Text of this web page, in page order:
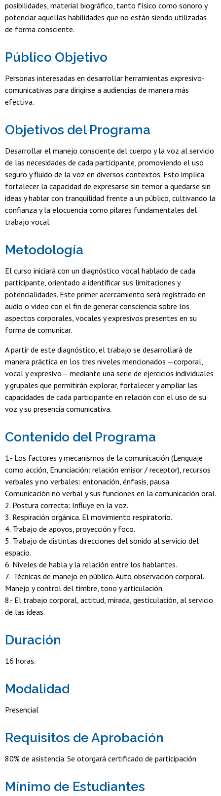
posibilidades, material biográfico, tanto físico como sonoro y
potenciar aquellas habilidades que no están siendo utilizadas
de forma consciente.
Público Objetivo
Personas interesadas en desarrollar herramientas expresivo-
comunicativas para dirigirse a audiencias de manera más
efectiva.
Objetivos del Programa
Desarrollar el manejo consciente del cuerpo y la voz al servicio
de las necesidades de cada participante, promoviendo el uso
seguro y fluido de la voz en diversos contextos. Esto implica
fortalecer la capacidad de expresarse sin temor a quedarse sin
ideas y hablar con tranquilidad frente a un público, cultivando la
confianza y la elocuencia como pilares fundamentales del
trabajo vocal.
Metodología
El curso iniciará con un diagnóstico vocal hablado de cada
participante, orientado a identificar sus limitaciones y
potencialidades. Este primer acercamiento será registrado en
audio o video con el fin de generar consciencia sobre los
aspectos corporales, vocales y expresivos presentes en su
forma de comunicar.
A partir de este diagnóstico, el trabajo se desarrollará de
manera práctica en los tres niveles mencionados —corporal,
vocal y expresivo— mediante una serie de ejercicios individuales
y grupales que permitirán explorar, fortalecer y ampliar las
capacidades de cada participante en relación con el uso de su
voz y su presencia comunicativa.
Contenido del Programa
1.- Los factores y mecanismos de la comunicación (Lenguaje
como acción, Enunciación: relación emisor / receptor), recursos
verbales y no verbales: entonación, énfasis, pausa.
Comunicación no verbal y sus funciones en la comunicación oral.
2. Postura correcta: Influye en la voz.
3. Respiración orgánica. El movimiento respiratorio.
4. Trabajo de apoyos, proyección y foco.
5. Trabajo de distintas direcciones del sonido al servicio del
espacio.
6. Niveles de habla y la relación entre los hablantes.
7.- Técnicas de manejo en público. Auto observación corporal.
Manejo y control del timbre, tono y articulación.
8.- El trabajo corporal, actitud, mirada, gesticulación, al servicio
de las ideas.
Duración
16 horas.
Modalidad
Presencial
Requisitos de Aprobación
80% de asistencia. Se otorgará certificado de participación
Mínimo de Estudiantes